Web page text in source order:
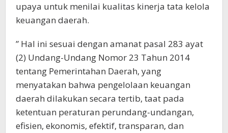
upaya untuk menilai kualitas kinerja tata kelola
keuangan daerah.
” Hal ini sesuai dengan amanat pasal 283 ayat
(2) Undang-Undang Nomor 23 Tahun 2014
tentang Pemerintahan Daerah, yang
menyatakan bahwa pengelolaan keuangan
daerah dilakukan secara tertib, taat pada
ketentuan peraturan perundang-undangan,
efisien, ekonomis, efektif, transparan, dan